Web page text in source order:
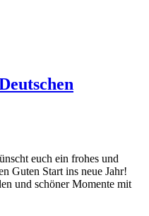
euch ein frohes und
Guten Start ins neue Jahr!
und schöner Momente mit